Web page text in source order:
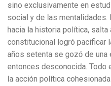
sino exclusivamente en
social y de las mentalidades.
hacia la historia política,
constitucional logró pacificar
años setenta se gozó de
entonces desconocida.
la acción política